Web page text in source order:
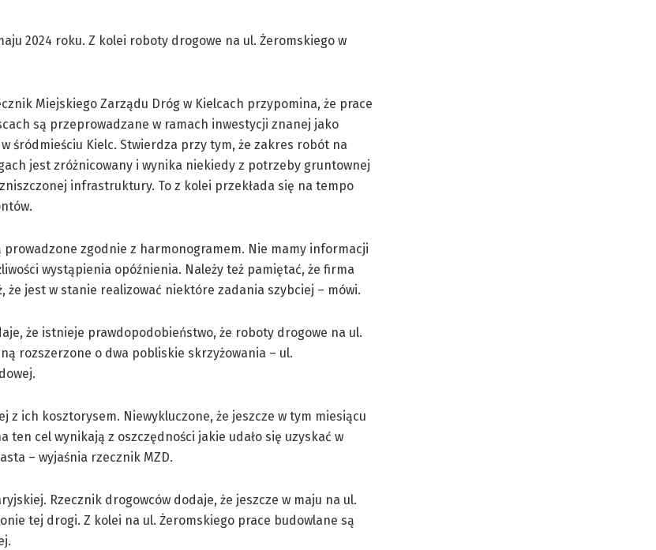
2024 roku. Z kolei roboty drogowe na ul. Żeromskiego w
Miejskiego Zarządu Dróg w Kielcach przypomina, że prace
są przeprowadzane w ramach inwestycji znanej jako
śródmieściu Kielc. Stwierdza przy tym, że zakres robót na
jest zróżnicowany i wynika niekiedy z potrzeby gruntownej
infrastruktury. To z kolei przekłada się na tempo
prowadzone zgodnie z harmonogramem. Nie mamy informacji
wystąpienia opóźnienia. Należy też pamiętać, że firma
że jest w stanie realizować niektóre zadania szybciej – mówi.
że istnieje prawdopodobieństwo, że roboty drogowe na ul.
rozszerzone o dwa pobliskie skrzyżowania – ul.
ich kosztorysem. Niewykluczone, że jeszcze w tym miesiącu
ten cel wynikają z oszczędności jakie udało się uzyskać w
– wyjaśnia rzecznik MZD.
Rzecznik drogowców dodaje, że jeszcze w maju na ul.
tej drogi. Z kolei na ul. Żeromskiego prace budowlane są